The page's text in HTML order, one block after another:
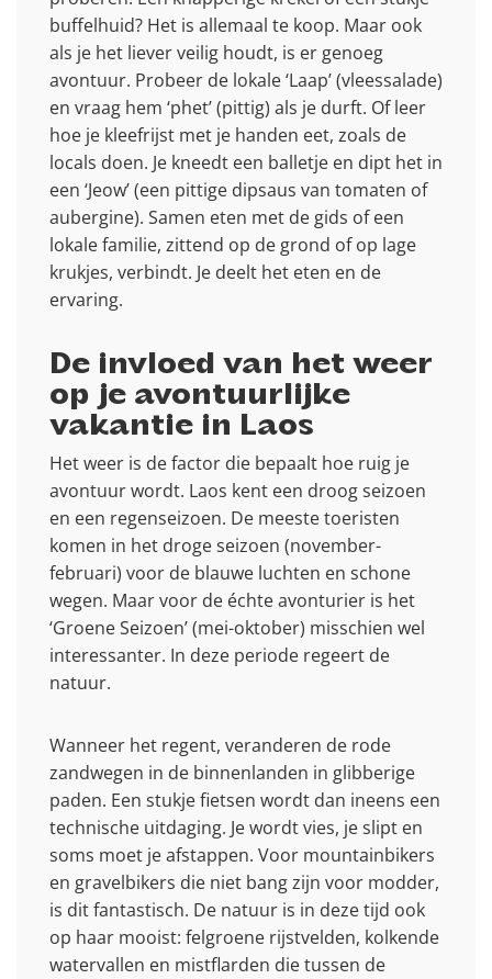
buffelhuid? Het is allemaal te koop. Maar ook
als je het liever veilig houdt, is er genoeg
avontuur. Probeer de lokale ‘Laap’ (vleessalade)
en vraag hem ‘phet’ (pittig) als je durft. Of leer
hoe je kleefrijst met je handen eet, zoals de
locals doen. Je kneedt een balletje en dipt het in
een ‘Jeow’ (een pittige dipsaus van tomaten of
aubergine). Samen eten met de gids of een
lokale familie, zittend op de grond of op lage
krukjes, verbindt. Je deelt het eten en de
ervaring.
De invloed van het weer
op je avontuurlijke
vakantie in Laos
Het weer is de factor die bepaalt hoe ruig je
avontuur wordt. Laos kent een droog seizoen
en een regenseizoen. De meeste toeristen
komen in het droge seizoen (november-
februari) voor de blauwe luchten en schone
wegen. Maar voor de échte avonturier is het
‘Groene Seizoen’ (mei-oktober) misschien wel
interessanter. In deze periode regeert de
natuur.
Wanneer het regent, veranderen de rode
zandwegen in de binnenlanden in glibberige
paden. Een stukje fietsen wordt dan ineens een
technische uitdaging. Je wordt vies, je slipt en
soms moet je afstappen. Voor mountainbikers
en gravelbikers die niet bang zijn voor modder,
is dit fantastisch. De natuur is in deze tijd ook
op haar mooist: felgroene rijstvelden, kolkende
watervallen en mistflarden die tussen de